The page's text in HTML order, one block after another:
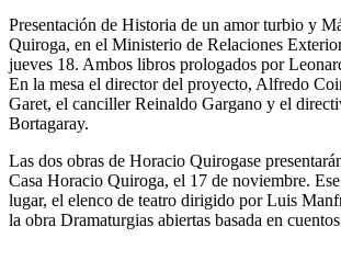
Presentación de Historia de un amor turbio y
Quiroga, en el Ministerio de Relaciones
jueves 18. Ambos libros prologados por
En la mesa el director del proyecto, Alfredo
Garet, el canciller Reinaldo Gargano y el
Bortagaray.
Las dos obras de Horacio Quirogase
Casa Horacio Quiroga, el 17 de noviembre.
lugar, el elenco de teatro dirigido por Luis
la obra Dramaturgias abiertas basada en